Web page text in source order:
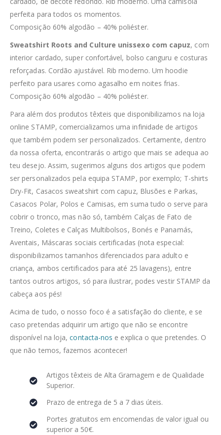
perfeita para todos os momentos.
Composição 60% algodão – 40% poliéster.
Sweatshirt Roots and Culture unissexo com capuz, com
interior cardado, super confortável, bolso canguru e costuras
reforçadas. Cordão ajustável. Rib moderno. Um hoodie
perfeito para usares como agasalho em noites frias.
Composição 60% algodão – 40% poliéster.
Para além dos produtos têxteis que disponibilizamos na loja
online STAMP, comercializamos uma infinidade de artigos
que também podem ser personalizados. Certamente, dentro
da nossa oferta, encontrarás o artigo que mais se adequa ao
teu desejo. Assim, sugerimos alguns dos artigos que podem
ser personalizados pela equipa STAMP, por exemplo; T-shirts
Dry-Fit, Casacos sweatshirt com capuz, Blusões e Parkas,
Casacos Polar, Polos e Camisas, em suma tudo o serve para
cobrir o tronco, mas não só, também Calças de Fato de
Treino, Coletes e Calças Multibolsos, Bonés e Panamás,
Aventais, Máscaras sociais certificadas (nota especial:
disponibilizamos tamanhos diferenciados para adulto e
criança, ambos certificados para até 25 lavagens), entre
tantos outros artigos, só para ilustrar, podes vestir STAMP da
cabeça aos pés!
Acima de tudo, o nosso foco é a satisfação do cliente, e se
caso pretendas adquirir um artigo que não se encontre
disponível na loja,contacta-nos e explica o que pretendes. O
que não temos, fazemos acontecer!
Artigos têxteis de Alta Gramagem e de Qualidade
Superior.
Prazo de entrega de 5 a 7 dias úteis.
Portes gratuitos em encomendas de valor igual ou
superior a 50€.